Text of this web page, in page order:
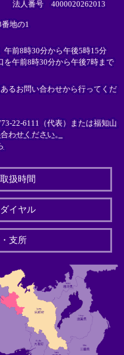
法人番号 4000020262013
地の1
午前8時30分から午後5時15分
を午前8時30分から午後7時まで
るお問い合わせから行ってくだ
22-6111（代表）または福知山
わせください。
扱時間
イヤル
支所